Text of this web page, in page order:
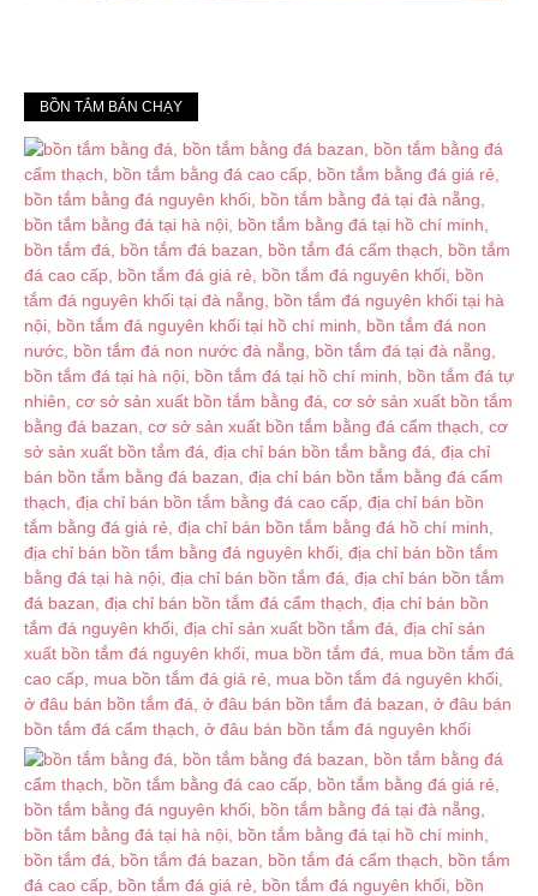
BỒN TẮM BÁN CHẠY